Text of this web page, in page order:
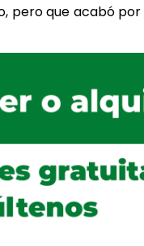
pero que acabó